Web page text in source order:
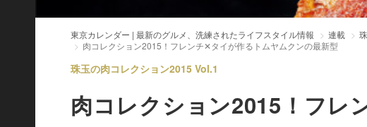
東京カレンダー | 最新のグルメ、洗練されたライフスタイル情報 連載
肉コレクション2015！フレンチ✕タイが作るトムヤムクンの最新型
珠玉の肉コレクション2015 Vol.1
肉コレクション2015！フレ